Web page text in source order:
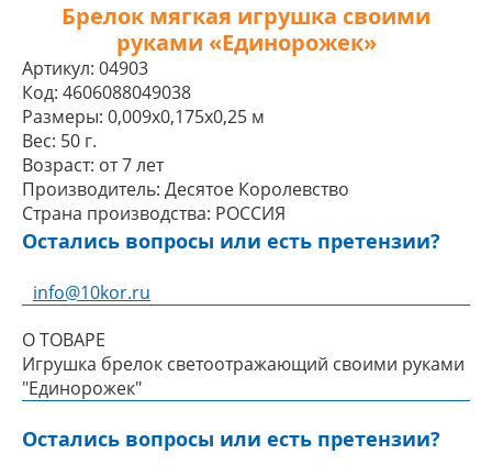
Брелок мягкая игрушка своими
руками «Единорожек»
Артикул: 04903
Код: 4606088049038
Размеры: 0,009x0,175x0,25 м
Вес: 50 г.
Возраст: от 7 лет
Производитель: Десятое Королевство
Страна производства: РОССИЯ
Остались вопросы или есть претензии?
info@10kor.ru
О ТОВАРЕ
Игрушка брелок светоотражающий своими руками
"Единорожек"
Остались вопросы или есть претензии?